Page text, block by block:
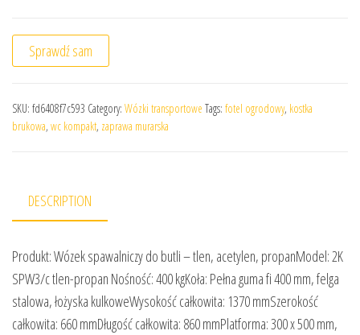
Sprawdź sam
SKU: fd6408f7c593 Category: Wózki transportowe Tags: fotel ogrodowy, kostka
brukowa, wc kompakt, zaprawa murarska
DESCRIPTION
Produkt: Wózek spawalniczy do butli – tlen, acetylen, propanModel: 2K
SPW3/c tlen-propan Nośność: 400 kgKoła: Pełna guma fi 400 mm, felga
stalowa, łożyska kulkoweWysokość całkowita: 1370 mmSzerokość
całkowita: 660 mmDługość całkowita: 860 mmPlatforma: 300 x 500 mm,